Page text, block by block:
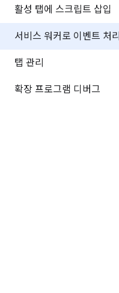
활성 탭에 스크립트 삽입
서비스 워커로 이벤트 처리
탭 관리
확장 프로그램 디버그